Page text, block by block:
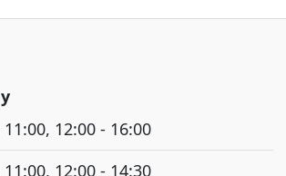
11:00, 12:00 - 16:00
11:00, 12:00 - 14:30